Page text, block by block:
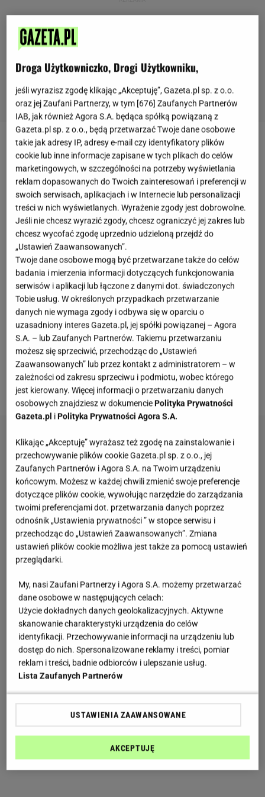
Jeśli dopadł cię obiadowy marazm i w kółko
gotujesz te same potrawy, pora wziąć kawałek
wołowiny, passatę, paprykę i kilka przypraw, by
zrobić coś, czego twoja rodzina jeszcze nie jadła.
Przepis na zupę pomidorowo-paprykową na
wołowinie z kolendrą, kminkiem oraz sokiem z
cytryny jest prosty i świetnie
pozostałości z wczorajszego rosołu. Co jest ważne?
Konkretny makaron, a dokładniej makaron orzo.
Wrzucamy go bezpośrednio do gotującej się zupy
dwóch powodów:po pierwsze cały smak potrawy
wnika w każde makaronowe ziarenko, zaśskrobia
zawarta w makaronie przyjemnie i naturalnie
zagęści zupę. Podobną potrawę jadłam w Grecji i
myślę, że moja wersja jest równie pyszna.
Droga Użytkowniczko, Drogi Użytkowniku,
jeśli wyrazisz zgodę klikając „Akceptuję”, Gazeta.pl sp. z o.o.
oraz jej Zaufani Partnerzy, w tym [676] Zaufanych Partnerów
IAB, jak również Agora S.A. będąca spółką powiązaną z
Gazeta.pl sp. z o.o., będą przetwarzać Twoje dane osobowe
takie jak adresy IP, adresy e-mail czy identyfikatory plików
cookie lub inne informacje zapisane w tych plikach do celów
marketingowych, w szczególności na potrzeby wyświetlania
reklam dopasowanych do Twoich zainteresowań i preferencji w
swoich serwisach, aplikacjach i w Internecie lub personalizacji
treści w nich wyświetlanych. Wyrażenie zgody jest dobrowolne.
Jeśli nie chcesz wyrazić zgody, chcesz ograniczyć jej zakres lub
chcesz wycofać zgodę uprzednio udzieloną przejdź do
„Ustawień Zaawansowanych”.
Twoje dane osobowe mogą być przetwarzane także do celów
badania i mierzenia informacji dotyczących funkcjonowania
serwisów i aplikacji lub łączone z danymi dot. świadczonych
Tobie usług. W określonych przypadkach przetwarzanie
danych nie wymaga zgody i odbywa się w oparciu o
uzasadniony interes Gazeta.pl, jej spółki powiązanej – Agora
S.A. – lub Zaufanych Partnerów. Takiemu przetwarzaniu
możesz się sprzeciwić, przechodząc do „Ustawień
Zaawansowanych” lub przez kontakt z administratorem – w
zależności od zakresu sprzeciwu i podmiotu, wobec którego
jest kierowany. Więcej informacji o przetwarzaniu danych
osobowych znajdziesz w dokumenciePolityka Prywatności
Gazeta.pl iPolityka Prywatności Agora S.A.
Klikając „Akceptuję” wyrażasz też zgodę na zainstalowanie i
przechowywanie plików cookie Gazeta.pl sp. z o.o., jej
Zaufanych Partnerów i Agora S.A. na Twoim urządzeniu
końcowym. Możesz w każdej chwili zmienić swoje preferencje
dotyczące plików cookie, wywołując narzędzie do zarządzania
twoimi preferencjami dot. przetwarzania danych poprzez
odnośnik „Ustawienia prywatności ” w stopce serwisu i
przechodząc do „Ustawień Zaawansowanych”. Zmiana
ustawień plików cookie możliwa jest także za pomocą ustawień
przeglądarki.
My, nasi Zaufani Partnerzy i Agora S.A. możemy przetwarzać
dane osobowe w następujących celach:
Użycie dokładnych danych geolokalizacyjnych. Aktywne
skanowanie charakterystyki urządzenia do celów
identyfikacji. Przechowywanie informacji na urządzeniu lub
dostęp do nich. Spersonalizowane reklamy i treści, pomiar
reklam i treści, badnie odbiorców i ulepszanie usług.
Lista Zaufanych Partnerów
USTAWIENIA ZAAWANSOWANE
AKCEPTUJĘ